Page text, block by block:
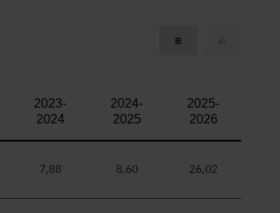
2023-
2024
2024-
2025
2025-
2026
7,88 8,60 26,02